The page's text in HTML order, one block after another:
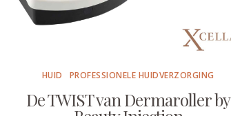
HUID PROFESSIONELE HUIDVERZORGING
De TWIST van Dermaroller by